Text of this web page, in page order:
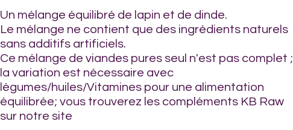
Un mélange équilibré de lapin et de dinde.
Le mélange ne contient que des ingrédients naturels
sans additifs artificiels.
Ce mélange de viandes pures seul n'est pas complet ;
la variation est nécessaire avec
légumes/huiles/Vitamines pour une alimentation
équilibrée; vous trouverez les compléments KB Raw
sur notre site